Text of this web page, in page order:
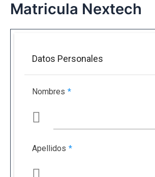
contenido
Matricula Nextech
Datos Personales
Nombres *
Apellidos *